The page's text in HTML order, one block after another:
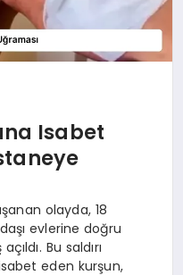
Isabet
olayda, 18
evlerine doğru
Bu saldırı
eden kurşun,